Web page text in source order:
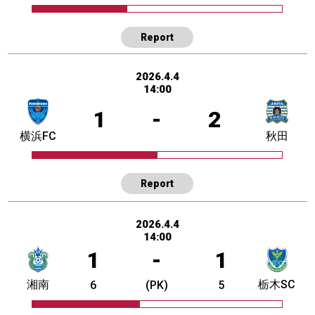
Report
2026.4.4
14:00
1 - 2
横浜FC 秋田
Report
2026.4.4
14:00
1 - 1
湘南 6 (PK) 5 栃木SC